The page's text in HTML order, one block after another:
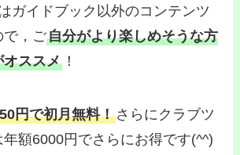
ガイドブック以外のコンテンツ
で，ご自分がより楽しめそうな方
オススメ ！
円で初月無料！さらにクラブツ
額6000円でさらにお得です(^^)